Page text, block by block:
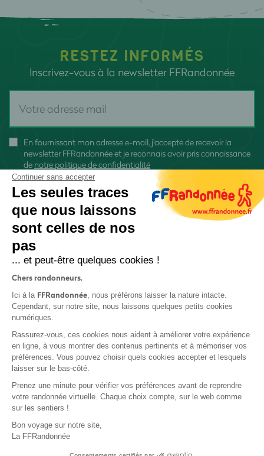
RESTEZ INFORMÉS
Inscrivez-vous à la newsletter FFRandonnée
En fournissant mon adresse e-mail, j'accepte de recevoir la
newsletter FFRandonnée et je reconnais avoir pris connaissance
de notre politique de confidentialité
Protection des données
Politique de confidentialité
Continuer sans accepter
Les seules traces
que nous laissons
sont celles de nos
pas
... et peut-être quelques cookies !
Chers randonneurs,
Ici à la FFRandonnée, nous préférons laisser la nature intacte.
Cependant, sur notre site, nous laissons quelques petits cookies
numériques.
Rassurez-vous, ces cookies nous aident à améliorer votre expérience
en ligne, à vous montrer des contenus pertinents et à mémoriser vos
préférences. Vous pouvez choisir quels cookies accepter et lesquels
laisser sur le bas-côté.
Prenez une minute pour vérifier vos préférences avant de reprendre
votre randonnée virtuelle. Chaque choix compte, sur le web comme
sur les sentiers !
Bon voyage sur notre site,
La FFRandonnée